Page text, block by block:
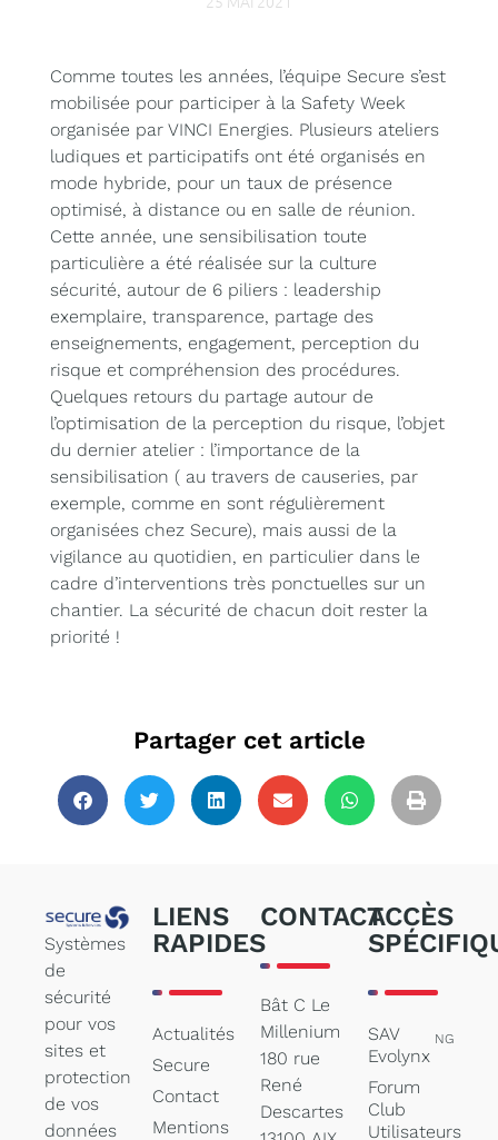
Comme toutes les années, l’équipe Secure s’est
mobilisée pour participer à la Safety Week
organisée par VINCI Energies. Plusieurs ateliers
ludiques et participatifs ont été organisés en
mode hybride, pour un taux de présence
optimisé, à distance ou en salle de réunion.
Cette année, une sensibilisation toute
particulière a été réalisée sur la culture
sécurité, autour de 6 piliers : leadership
exemplaire, transparence, partage des
enseignements, engagement, perception du
risque et compréhension des procédures.
Quelques retours du partage autour de
l’optimisation de la perception du risque, l’objet
du dernier atelier : l’importance de la
sensibilisation ( au travers de causeries, par
exemple, comme en sont régulièrement
organisées chez Secure), mais aussi de la
vigilance au quotidien, en particulier dans le
cadre d’interventions très ponctuelles sur un
chantier. La sécurité de chacun doit rester la
priorité !
Partager cet article
Systèmes
de
sécurité
pour vos
sites et
protection
de vos
données
LIENS
RAPIDES
Actualités
Secure
Contact
Mentions
CONTACT
Bât C Le
Millenium
180 rue
René
Descartes
ACCÈS
SAV
Evolynx
NG
Forum
Club
Utilisateurs